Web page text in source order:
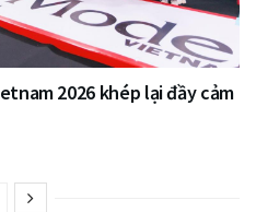
2026 khép lại đầy cảm